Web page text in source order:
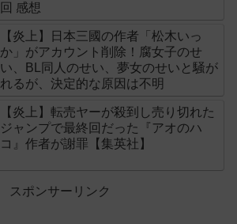
回 感想
【炎上】日本三國の作者「松木いっ
か」がアカウント削除！腐女子のせ
い、BL同人のせい、夢女のせいと騒が
れるが、決定的な原因は不明
【炎上】転売ヤーが殺到し売り切れた
ジャンプで最終回だった『アオのハ
コ』作者が謝罪【集英社】
スポンサーリンク